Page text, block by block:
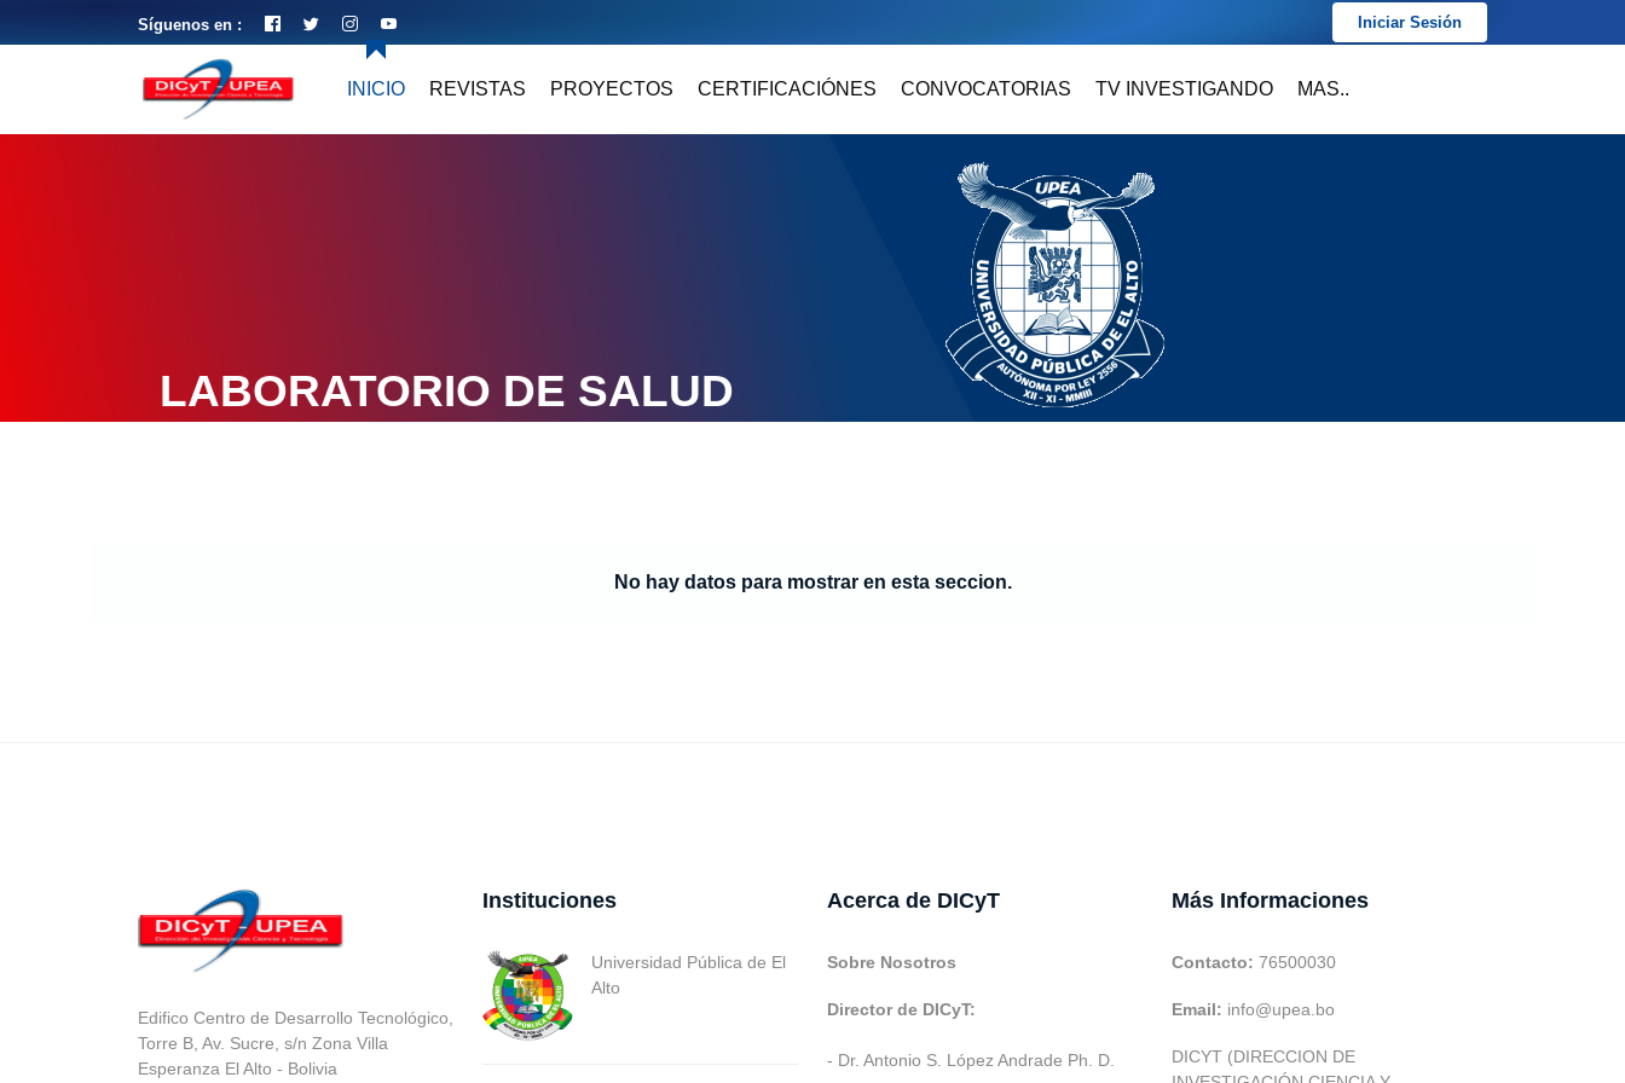
Síguenos en : Iniciar Sesión
INICIO REVISTAS PROYECTOS CERTIFICACIÓNES CONVOCATORIAS TV INVESTIGANDO MAS..
LABORATORIO DE SALUD
No hay datos para mostrar en esta seccion.
Edifico Centro de Desarrollo Tecnológico,
Torre B, Av. Sucre, s/n Zona Villa
Esperanza El Alto - Bolivia
Instituciones
Universidad Pública de El
Alto
Acerca de DICyT
Sobre Nosotros
Director de DICyT:
- Dr. Antonio S. López Andrade Ph. D.
Más Informaciones
Contacto: 76500030
Email: info@upea.bo
DICYT (DIRECCION DE